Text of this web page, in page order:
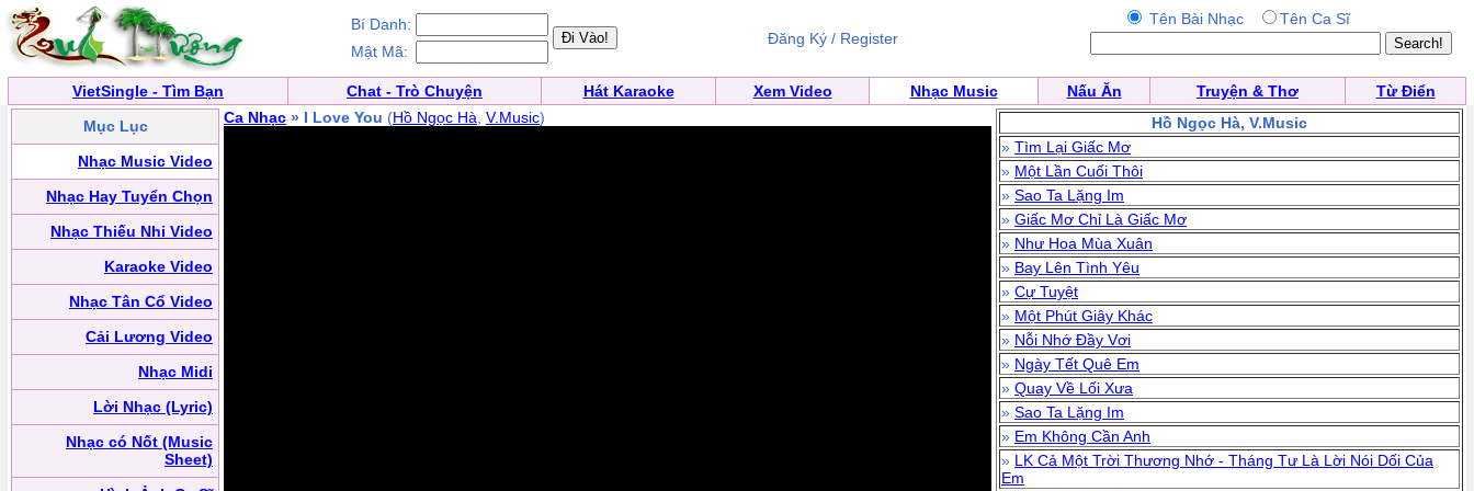
Bí Danh:
Mật Mã:
Đăng Ký / Register
Tên Bài Nhạc Tên Ca Sĩ
VietSingle - Tìm Bạn Chat - Trò Chuyện Hát Karaoke Xem Video Nhạc Music Nấu Ăn Truyện & Thơ
Từ Điển
Mục Lục
Nhạc Music Video
Nhạc Hay Tuyển Chọn
Nhạc Thiếu Nhi Video
Karaoke Video
Nhạc Tân Cổ Video
Cải Lương Video
Nhạc Midi
Lời Nhạc (Lyric)
Nhạc có Nốt (Music
Sheet)
Ca Nhạc » I Love You (Hồ Ngọc Hà V.Music)
Hồ Ngọc Hà, V.Music
» Tìm Lại Giấc Mơ
» Một Lần Cuối Thôi
» Sao Ta Lặng Im
» Giấc Mơ Chỉ Là Giấc Mơ
» Như Hoa Mùa Xuân
» Bay Lên Tình Yêu
» Cự Tuyệt
» Một Phút Giây Khác
» Nỗi Nhớ Đầy Vơi
» Ngày Tết Quê Em
» Quay Về Lối Xưa
» Sao Ta Lặng Im
» Em Không Cần Anh
» LK Cả Một Trời Thương Nhớ - Tháng Tư Là Lời Nói Dối Của
Em